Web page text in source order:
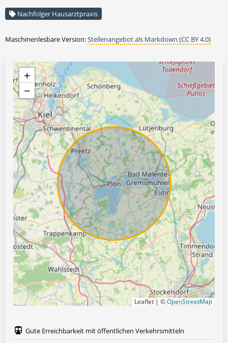
Nachfolger Hausarztpraxis
Maschinenlesbare Version:Stellenangebot als Markdown (CC BY 4.0)
+
−
Leaflet | ©OpenStreetMap
Gute Erreichbarkeit mit öffentlichen Verkehrsmitteln